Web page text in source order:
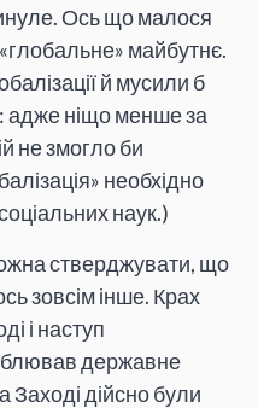
Ось що малося
майбутнє.
й мусили б
адже ніщо менше за
не змогло би
необхідно
наук.)
стверджувати, що
зовсім інше. Крах
і наступ
державне
Заході дійсно були